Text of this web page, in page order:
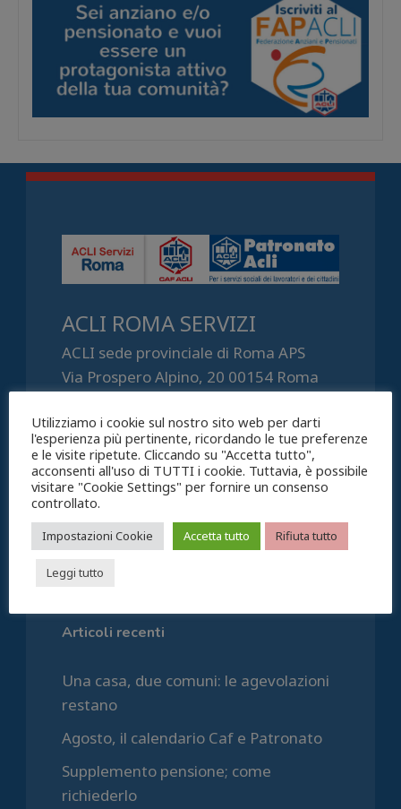
ACLI ROMA SERVIZI
ACLI sede provinciale di Roma APS
Via Prospero Alpino, 20 00154 Roma
Per il CAF Tel. 06.5708730 | Fax
06.57087043 roma@acliservice.acli.it
Per il Patronato Tel. 06.57087052 | Fax
06.57087043 roma@patronato.acli.it
P.IVA 06019031001
Articoli recenti
Una casa, due comuni: le agevolazioni
restano
Agosto, il calendario Caf e Patronato
Supplemento pensione; come
richiederlo
Utilizziamo i cookie sul nostro sito web per darti
l'esperienza più pertinente, ricordando le tue preferenze
e le visite ripetute. Cliccando su "Accetta tutto",
acconsenti all'uso di TUTTI i cookie. Tuttavia, è possibile
visitare "Cookie Settings" per fornire un consenso
controllato.
Impostazioni Cookie Accetta tutto Rifiuta tutto
Leggi tutto